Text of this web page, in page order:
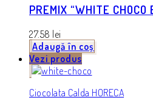
PREMIX “WHITE CHOCO
27.58 lei
Adaugă în coș
Vezi produs
Ciocolata Calda HORECA